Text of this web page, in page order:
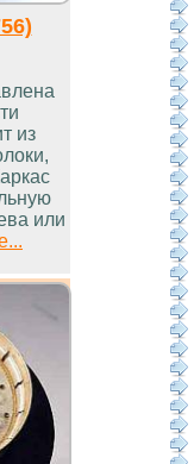
из
или